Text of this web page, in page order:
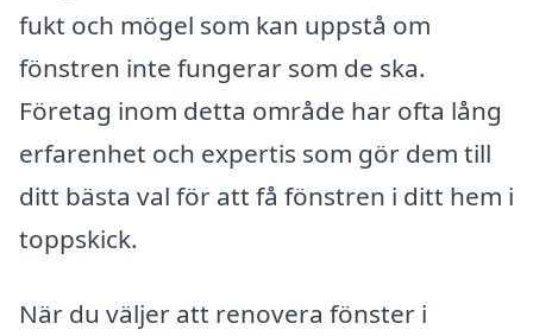
fukt och mögel som kan uppstå om
fönstren inte fungerar som de ska.
Företag inom detta område har ofta lång
erfarenhet och expertis som gör dem till
ditt bästa val för att få fönstren i ditt hem i
toppskick.
När du väljer att renovera fönster i